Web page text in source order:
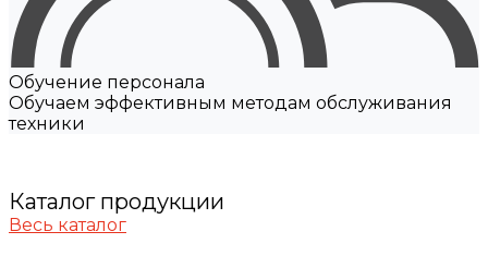
Обучение персонала
Обучаем эффективным методам обслуживания
техники
Каталог продукции
Весь каталог